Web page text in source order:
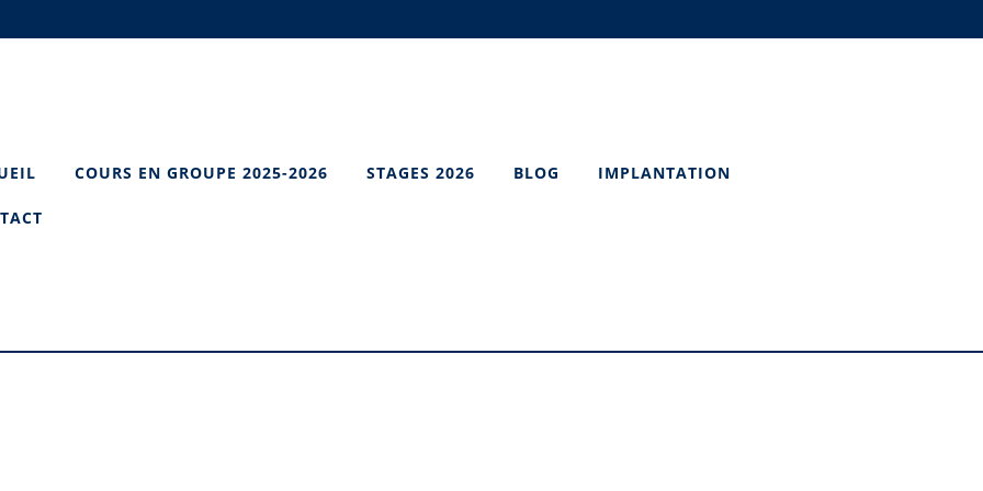
COURS EN GROUPE 2025-2026 STAGES 2026 BLOG IMPLANTATION